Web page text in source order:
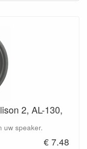
2, AL-130,
uw speaker.
€ 7.48